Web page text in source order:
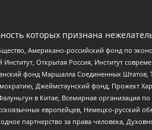
которых признана
Американо-российский фонд по
Открытая Россия, Институт
фонд Маршалла Соединенных
Джеймстаунский фонд, Прожект
в Китае, Всемирная организация
европейцев, Немецко-русский
за права человека,